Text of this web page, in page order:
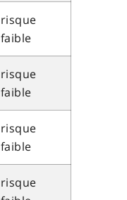
risque
faible
risque
faible
risque
faible
risque